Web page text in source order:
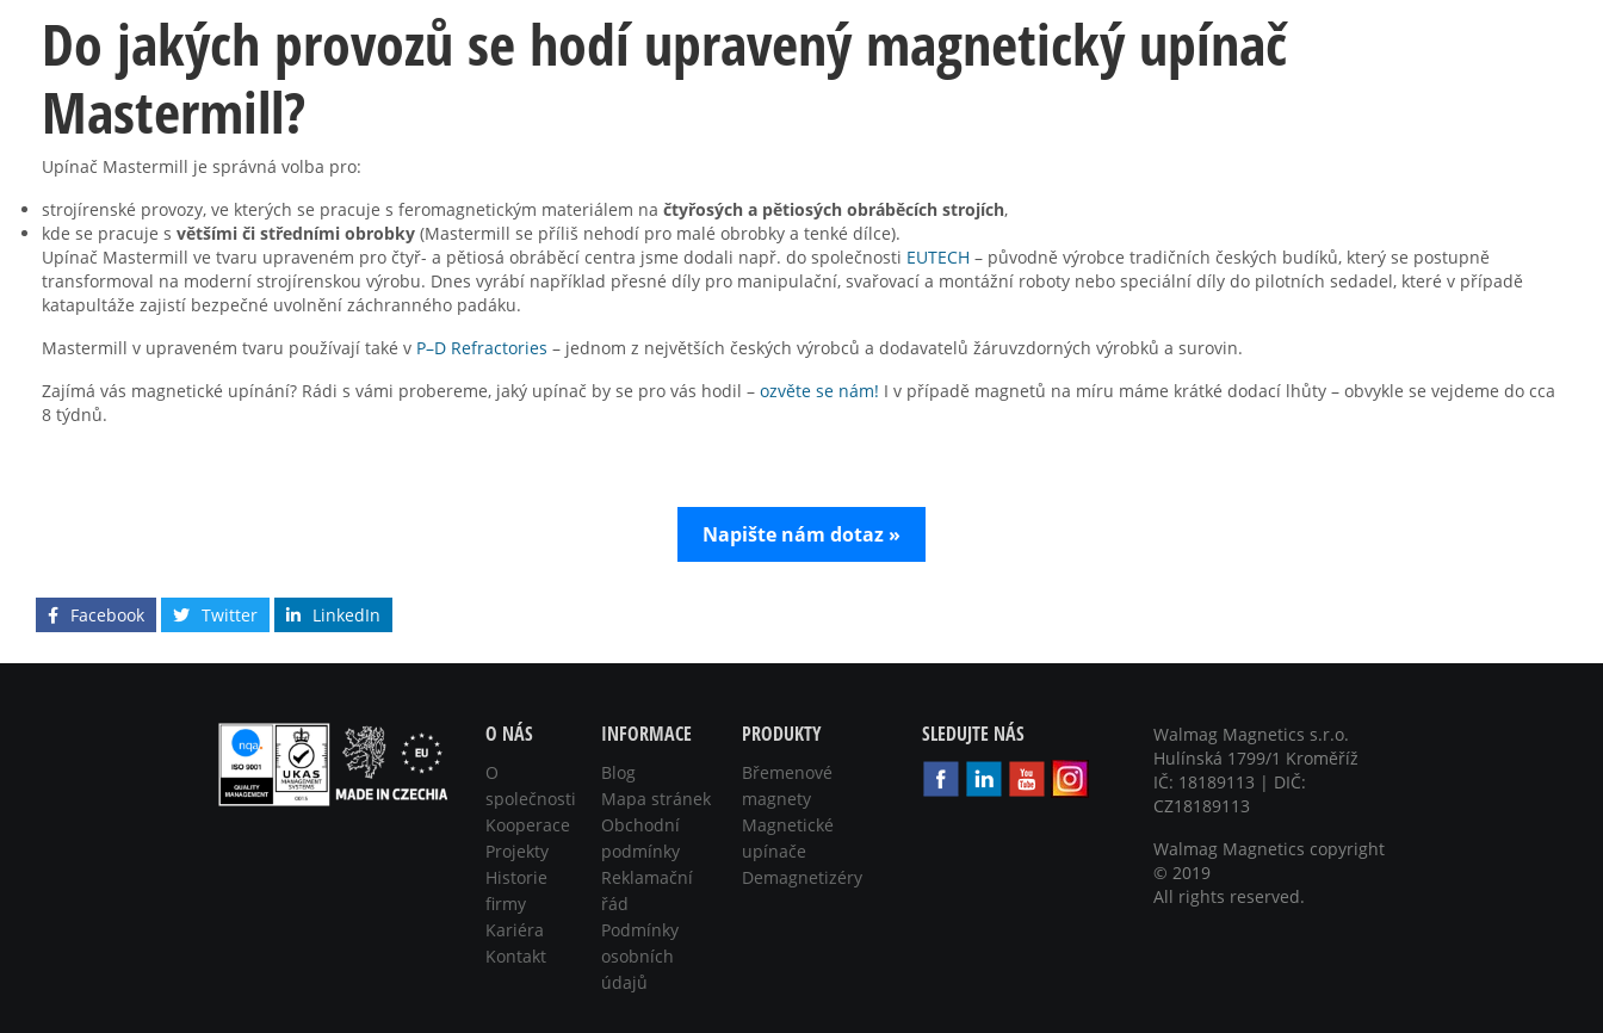
Do jakých provozů se hodí upravený magnetický upínač
Mastermill?
Upínač Mastermill je správná volba pro:
strojírenské provozy, ve kterých se pracuje s feromagnetickým materiálem na čtyřosých a pětiosých obráběcích strojích,
kde se pracuje s většími či středními obrobky (Mastermill se příliš nehodí pro malé obrobky a tenké dílce).
Upínač Mastermill ve tvaru upraveném pro čtyř- a pětiosá obráběcí centra jsme dodali např. do společnosti EUTECH – původně výrobce tradičních českých budíků, který se postupně
transformoval na moderní strojírenskou výrobu. Dnes vyrábí například přesné díly pro manipulační, svařovací a montážní roboty nebo speciální díly do pilotních sedadel, které v případě
katapultáže zajistí bezpečné uvolnění záchranného padáku.
Mastermill v upraveném tvaru používají také v P–D Refractories – jednom z největších českých výrobců a dodavatelů žáruvzdorných výrobků a surovin.
Zajímá vás magnetické upínání? Rádi s vámi probereme, jaký upínač by se pro vás hodil – ozvěte se nám! I v případě magnetů na míru máme krátké dodací lhůty – obvykle se vejdeme do cca
8 týdnů.
Napište nám dotaz »
Facebook Twitter LinkedIn
O NÁS
O
společnosti
Kooperace
Projekty
Historie
firmy
Kariéra
Kontakt
INFORMACE
Blog
Mapa stránek
Obchodní
podmínky
Reklamační
řád
Podmínky
osobních
údajů
PRODUKTY
Břemenové
magnety
Magnetické
upínače
Demagnetizéry
SLEDUJTE NÁS
Walmag Magnetics s.r.o.
Hulínská 1799/1 Kroměříž
IČ: 18189113 | DIČ:
CZ18189113
Walmag Magnetics copyright
© 2019
All rights reserved.